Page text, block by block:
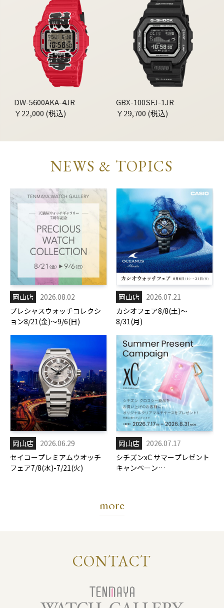
DW-5600AKA-4JR
￥22,000 (税込)
GBX-100SFJ-1JR
￥29,700 (税込)
NEWS & TOPICS
岡山店
2026.08.02
プレシャスウォッチコレクシ
ョン8/21(金)～9/6(日)
岡山店
2026.07.21
カシオフェア8/8(土)～
8/31(月)
岡山店
2026.06.29
セイコープレミアムウオッチ
フェア7/8(水)-7/21(火)
岡山店
2026.07.17
シチズンxC サマープレゼント
キャンペーン
more
CONTACT